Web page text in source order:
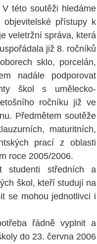
této soutěži hledáme
přístupy k
veletržní správa, která
již 8. ročníků
sklo, porcelán,
nadále podporovat
škol s umělecko-
ročníku již ve
Předmětem soutěže
maturitních,
prací z oblasti
roce 2005/2006.
studenti středních a
škol, kteří studují na
se mohou jednotlivci i
řádně vyplnit a
do 23. června 2006